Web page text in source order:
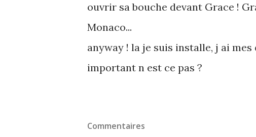
ouvrir sa bouche devant Grace !
Monaco...
anyway ! la je suis installe, j ai
important n est ce pas ?
Commentaires